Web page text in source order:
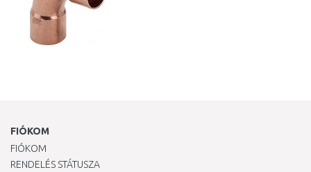
FIÓKOM
FIÓKOM
RENDELÉS STÁTUSZA